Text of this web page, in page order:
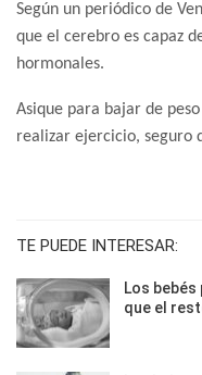
Según un periódico de
que el cerebro es capaz
hormonales.
Asique para bajar de
realizar ejercicio, seguro
TE PUEDE INTERESAR:
Los
que el